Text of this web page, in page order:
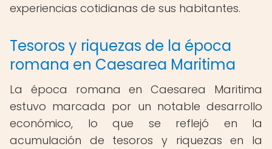
experiencias cotidianas de sus habitantes.
Tesoros y riquezas de la época
romana en Caesarea Maritima
La época romana en Caesarea Maritima
estuvo marcada por un notable desarrollo
económico, lo que se reflejó en la
acumulación de tesoros y riquezas en la